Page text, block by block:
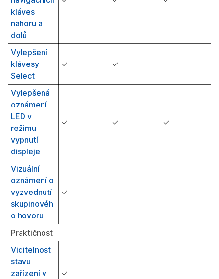
kláves
nahoru a
dolů
Vylepšení
klávesy
Select
✓ ✓
Vylepšená
oznámení
LED v
režimu
vypnutí
displeje
✓ ✓ ✓
Vizuální
oznámení o
vyzvednutí
skupinovéh
o hovoru
✓
Praktičnost
Viditelnost
stavu
zařízení v
✓